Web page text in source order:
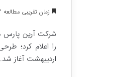
زمان تقریبی مطالعه 2 دقیقه
اردیبهشت آغاز شد.